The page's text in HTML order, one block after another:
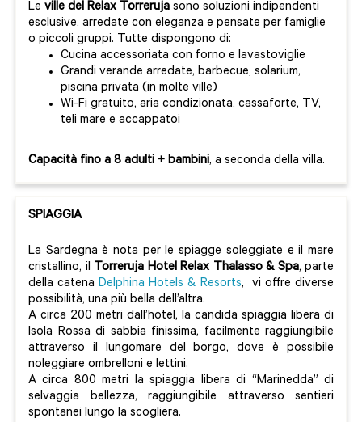
Le ville del Relax Torreruja sono soluzioni indipendenti
esclusive, arredate con eleganza e pensate per famiglie
o piccoli gruppi. Tutte dispongono di:
Cucina accessoriata con forno e lavastoviglie
Grandi verande arredate, barbecue, solarium,
piscina privata (in molte ville)
Wi-Fi gratuito, aria condizionata, cassaforte, TV,
teli mare e accappatoi
Capacità fino a 8 adulti + bambini, a seconda della villa.
SPIAGGIA
La Sardegna è nota per le spiagge soleggiate e il mare
cristallino, il Torreruja Hotel Relax Thalasso & Spa, parte
della catenaDelphina Hotels & Resorts, vi offre diverse
possibilità, una più bella dell’altra.
A circa 200 metri dall’hotel, la candida spiaggia libera di
Isola Rossa di sabbia finissima, facilmente raggiungibile
attraverso il lungomare del borgo, dove è possibile
noleggiare ombrelloni e lettini.
A circa 800 metri la spiaggia libera di “Marinedda” di
selvaggia bellezza, raggiungibile attraverso sentieri
spontanei lungo la scogliera.